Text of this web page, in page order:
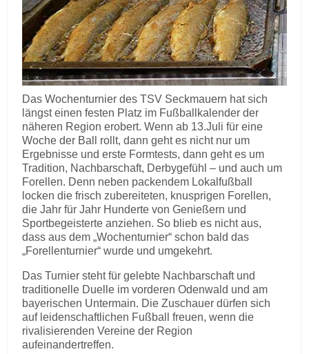
Das Wochenturnier des TSV Seckmauern hat sich
längst einen festen Platz im Fußballkalender der
näheren Region erobert. Wenn ab 13.Juli für eine
Woche der Ball rollt, dann geht es nicht nur um
Ergebnisse und erste Formtests, dann geht es um
Tradition, Nachbarschaft, Derbygefühl – und auch um
Forellen. Denn neben packendem Lokalfußball
locken die frisch zubereiteten, knusprigen Forellen,
die Jahr für Jahr Hunderte von Genießern und
Sportbegeisterte anziehen. So blieb es nicht aus,
dass aus dem „Wochenturnier“ schon bald das
„Forellenturnier“ wurde und umgekehrt.
Das Turnier steht für gelebte Nachbarschaft und
traditionelle Duelle im vorderen Odenwald und am
bayerischen Untermain. Die Zuschauer dürfen sich
auf leidenschaftlichen Fußball freuen, wenn die
rivalisierenden Vereine der Region
aufeinandertreffen.